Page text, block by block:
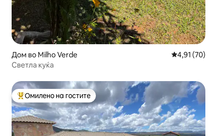
Дом во Milho Verde Просечна
4,91 (70)
Светла куќа
Меѓу најуспешните „Омилени на гостите“
Омилено на гостите